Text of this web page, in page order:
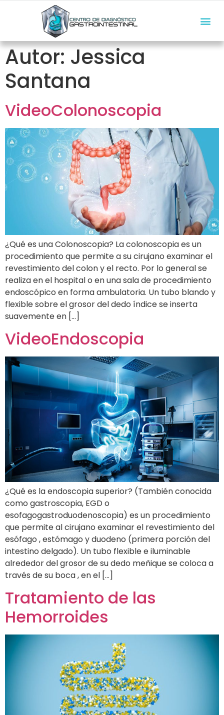
Autor: Jessica
Santana
VideoColonoscopia
¿Qué es una Colonoscopia? La colonoscopia es un
procedimiento que permite a su cirujano examinar el
revestimiento del colon y el recto. Por lo general se
realiza en el hospital o en una sala de procedimiento
endoscópico en forma ambulatoria. Un tubo blando y
flexible sobre el grosor del dedo índice se inserta
suavemente en […]
VideoEndoscopia
¿Qué es la endoscopia superior? (También conocida
como gastroscopia, EGD o
esofagogastroduodenoscopia) es un procedimiento
que permite al cirujano examinar el revestimiento del
esófago , estómago y duodeno (primera porción del
intestino delgado). Un tubo flexible e iluminable
alrededor del grosor de su dedo meñique se coloca a
través de su boca , en el […]
Tratamiento de las
Hemorroides